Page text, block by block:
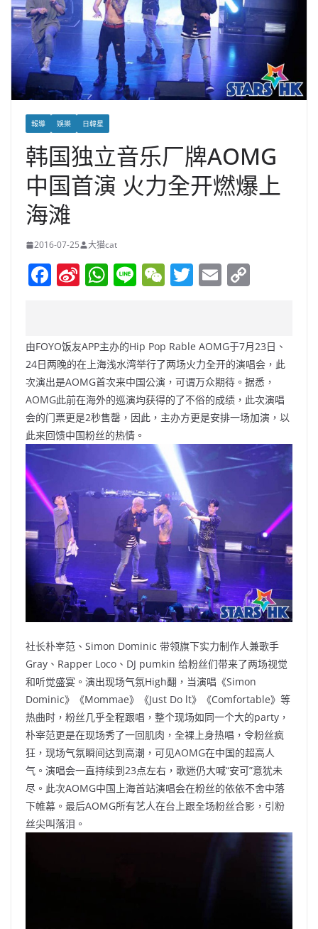
報導 娛樂 日韓星
韩国独立音乐厂牌AOMG
中国首演 火力全开燃爆上
海滩
2016-07-25 大猫cat
F
e
b
o
o
k
Si
W
ei
b
o
W
s
A
p
p
Li W
h
at
T
er
E
l y
Li
n
k
由FOYO饭友APP主办的Hip Pop Rable AOMG于7月23日、
24日两晚的在上海浅水湾举行了两场火力全开的演唱会，此
次演出是AOMG首次来中国公演，可谓万众期待。据悉，
AOMG此前在海外的巡演均获得的了不俗的成绩，此次演唱
会的门票更是2秒售罄，因此，主办方更是安排一场加演，以
此来回馈中国粉丝的热情。
社长朴宰范、Simon Dominic 带领旗下实力制作人兼歌手
Gray、Rapper Loco、DJ pumkin 给粉丝们带来了两场视觉
和听觉盛宴。演出现场气氛High翻，当演唱《Simon
Dominic》《Mommae》《Just Do lt》《Comfortable》等
热曲时，粉丝几乎全程跟唱，整个现场如同一个大的party，
朴宰范更是在现场秀了一回肌肉，全裸上身热唱，令粉丝疯
狂，现场气氛瞬间达到高潮，可见AOMG在中国的超高人
气。演唱会一直持续到23点左右，歌迷仍大喊“安可”意犹未
尽。此次AOMG中国上海首站演唱会在粉丝的依依不舍中落
下帷幕。最后AOMG所有艺人在台上跟全场粉丝合影，引粉
丝尖叫落泪。